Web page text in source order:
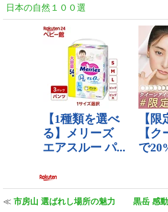
日本の自然１００選
≪ 市房山 選ばれし場所の魅力 黒岳 感